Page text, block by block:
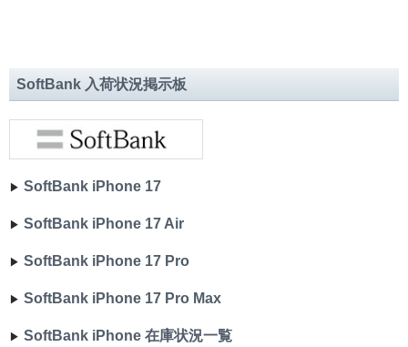
SoftBank 入荷状況掲示板
▶︎ SoftBank iPhone 17
▶︎ SoftBank iPhone 17 Air
▶︎ SoftBank iPhone 17 Pro
▶︎ SoftBank iPhone 17 Pro Max
▶︎ SoftBank iPhone 在庫状況一覧